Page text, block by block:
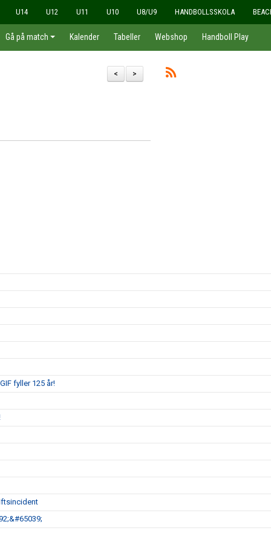
U14 U12 U11 U10 U8/U9 HANDBOLLSSKOLA
Gå på match Kalender Tabeller Webshop Handboll Play
>
<
fyller 125 år!